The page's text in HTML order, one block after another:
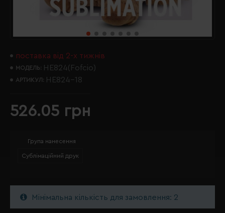
поставка від 2-х тижнів
МОДЕЛЬ: HE824(Fofcio)
АРТИКУЛ: HE824-18
526.05 грн
Група нанесення
Сублімаційний друк
Мінімальна кількість для замовлення: 2